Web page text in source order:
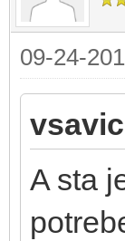
09-24-
A sta